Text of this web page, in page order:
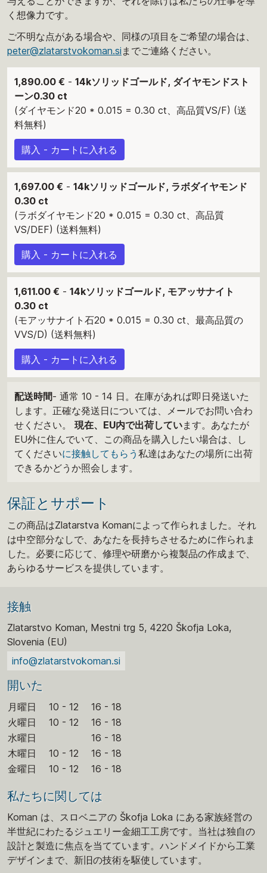
く想像力です。
ご不明な点がある場合や、同様の項目をご希望の場合は、
peter@zlatarstvokoman.si までご連絡ください。
1,890.00 € - 14kソリッドゴールド, ダイヤモンドスト
ーン0.30 ct
(ダイヤモンド20 * 0.015 = 0.30 ct、高品質VS/F) (送
料無料)
購入 - カートに入れる
1,697.00 € - 14kソリッドゴールド, ラボダイヤモンド
0.30 ct
(ラボダイヤモンド20 * 0.015 = 0.30 ct、高品質
VS/DEF) (送料無料)
購入 - カートに入れる
1,611.00 € - 14kソリッドゴールド, モアッサナイト
0.30 ct
(モアッサナイト石20 * 0.015 = 0.30 ct、最高品質の
VVS/D) (送料無料)
購入 - カートに入れる
配送時間- 通常 10 - 14 日。在庫があれば即日発送いた
します。正確な発送日については、メールでお問い合わ
せください。 現在、EU内で出荷しています。あなたが
EU外に住んでいて、この商品を購入したい場合は、し
てくださいに接触してもらう 私達はあなたの場所に出荷
できるかどうか照会します。
保証とサポート
この商品はZlatarstva Komanによって作られました。それ
は中空部分なしで、あなたを長持ちさせるために作られま
した。必要に応じて、修理や研磨から複製品の作成まで、
あらゆるサービスを提供しています。
接触
Zlatarstvo Koman, Mestni trg 5, 4220 Škofja Loka,
Slovenia (EU)
info@zlatarstvokoman.si
開いた
月曜日 10 - 12
16 - 18
火曜日
10 - 12
16 - 18
水曜日
16 - 18
木曜日
10 - 12
16 - 18
金曜日
10 - 12 16 - 18
私たちに関しては
Koman は、スロベニアの Škofja Loka にある家族経営の
半世紀にわたるジュエリー金細工工房です。当社は独自の
設計と製造に焦点を当てています。ハンドメイドから工業
デザインまで、新旧の技術を駆使しています。